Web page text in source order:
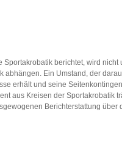
Sportakrobatik berichtet, wird
abhängen. Ein Umstand, der
erhält und seine
aus Kreisen der Sportakrobatik
Berichterstattung über